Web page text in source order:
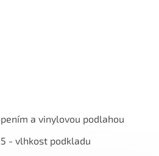
a vinylovou podlahou
- vlhkost podkladu